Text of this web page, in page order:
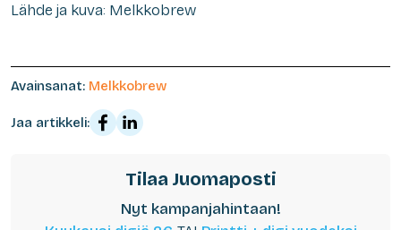
Lähde ja kuva: Melkkobrew
Avainsanat: Melkkobrew
Jaa artikkeli:
Tilaa Juomaposti
Nyt kampanjahintaan!